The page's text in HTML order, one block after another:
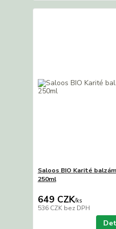
Saloos BIO Karité
250ml
649 CZK/ks
536 CZK bez DPH